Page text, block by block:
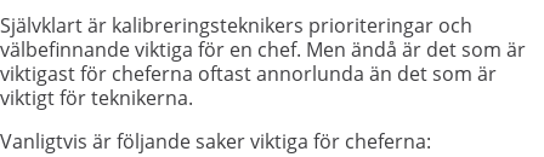
Självklart är kalibreringsteknikers prioriteringar och
välbefinnande viktiga för en chef. Men ändå är det som är
viktigast för cheferna oftast annorlunda än det som är
viktigt för teknikerna.
Vanligtvis är följande saker viktiga för cheferna: